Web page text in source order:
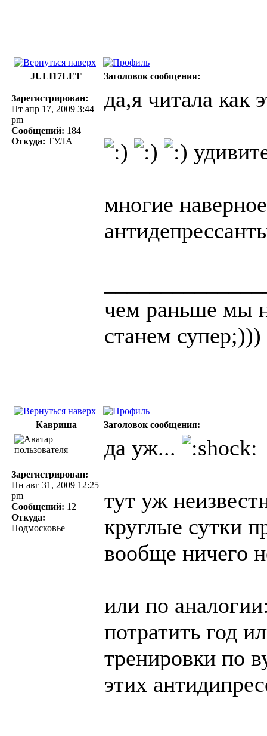
JULI17LET Заголовок сообщения:
Зарегистрирован:
Пт апр 17, 2009 3:44
pm
Сообщений: 184
Откуда: ТУЛА
да,я читала как
многие
чем раньше мы
станем супер;)))
Кавриша Заголовок сообщения:
Зарегистрирован:
Пн авг 31, 2009 12:25
pm
Сообщений: 12
Откуда:
Подмосковье
да уж...
тут уж
круглые сутки
вообще ничего
или по
потратить год
тренировки по
этих